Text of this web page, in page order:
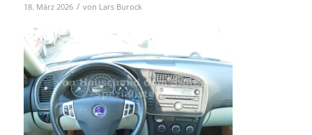
18. März 2026 / von Lars Burock